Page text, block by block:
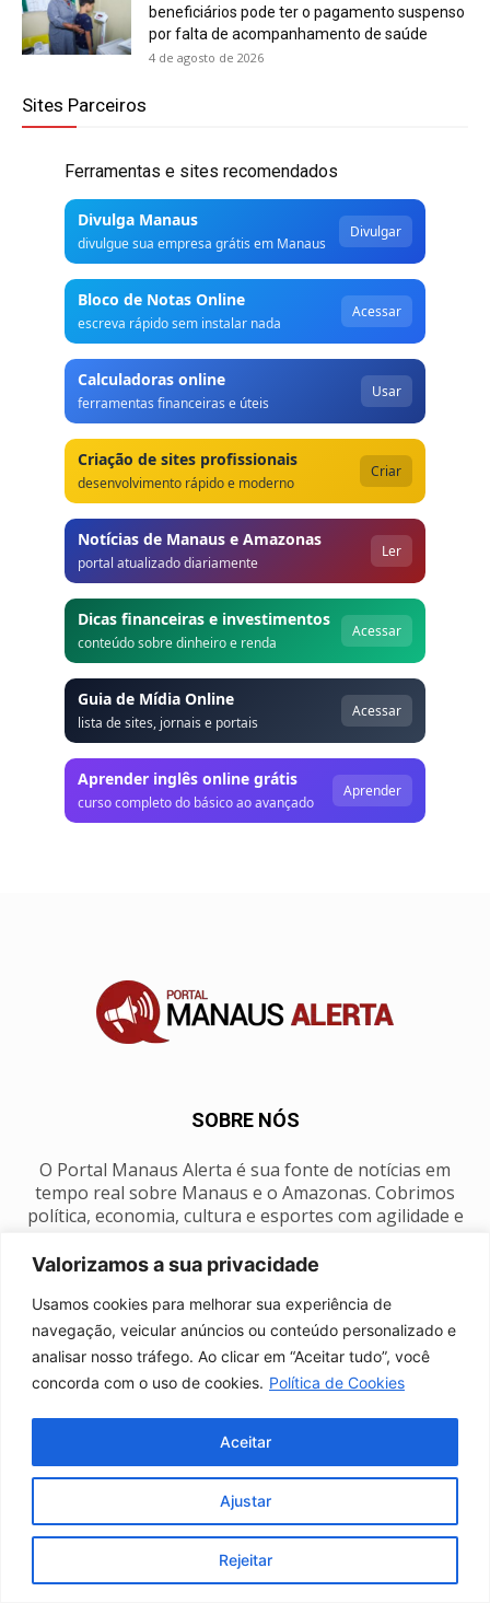
Valorizamos a sua privacidade
Usamos cookies para melhorar sua experiência de
navegação, veicular anúncios ou conteúdo personalizado e
analisar nosso tráfego. Ao clicar em “Aceitar tudo”, você
concorda com o uso de cookies. Política de Cookies
Ajustar
Rejeitar
Aceitar
beneficiários pode ter o pagamento suspenso
por falta de acompanhamento de saúde
4 de agosto de 2026
Sites Parceiros
Ferramentas e sites recomendados
Divulga Manaus
divulgue sua empresa grátis em Manaus
Divulgar
Bloco de Notas Online
escreva rápido sem instalar nada
Acessar
Calculadoras online
ferramentas financeiras e úteis
Usar
Criação de sites profissionais
desenvolvimento rápido e moderno
Criar
Notícias de Manaus e Amazonas
portal atualizado diariamente
Ler
Dicas financeiras e investimentos
conteúdo sobre dinheiro e renda
Acessar
Guia de Mídia Online
lista de sites, jornais e portais
Acessar
Aprender inglês online grátis
curso completo do básico ao avançado
Aprender
SOBRE NÓS
O Portal Manaus Alerta é sua fonte de notícias em
tempo real sobre Manaus e o Amazonas. Cobrimos
política, economia, cultura e esportes com agilidade e
SIGA-NOS
Fale conosco
Manaus Clima